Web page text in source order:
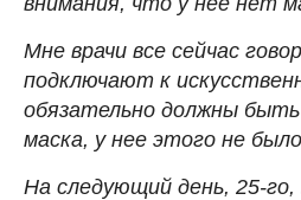
Мне врачи все сейчас
подключают к
обязательно должны
маска, у нее этого не
На следующий день, 25-го,